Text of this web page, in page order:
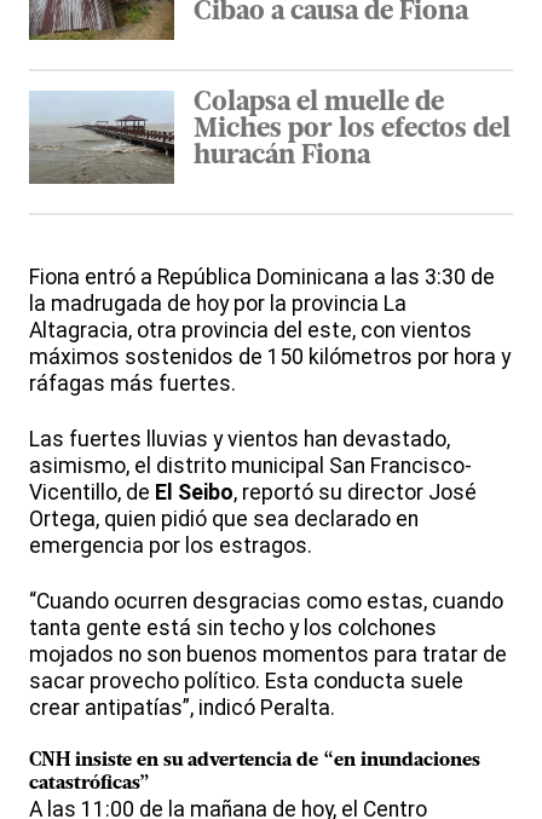
Cibao a causa de Fiona
Colapsa el muelle de
Miches por los efectos del
huracán Fiona
Fiona entró a República Dominicana a las 3:30 de
la madrugada de hoy por la provincia La
Altagracia, otra provincia del este, con vientos
máximos sostenidos de 150 kilómetros por hora y
ráfagas más fuertes.
Las fuertes lluvias y vientos han devastado,
asimismo, el distrito municipal San Francisco-
Vicentillo, de El Seibo, reportó su director José
Ortega, quien pidió que sea declarado en
emergencia por los estragos.
“Cuando ocurren desgracias como estas, cuando
tanta gente está sin techo y los colchones
mojados no son buenos momentos para tratar de
sacar provecho político. Esta conducta suele
crear antipatías”, indicó Peralta.
CNH insiste en su advertencia de “en inundaciones
catastróficas”
A las 11:00 de la mañana de hoy, el Centro